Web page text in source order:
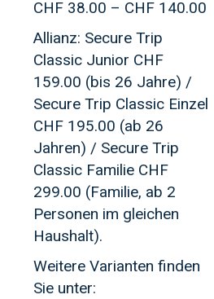
CHF 38.00 – CHF 140.00
Allianz: Secure Trip
Classic Junior CHF
159.00 (bis 26 Jahre) /
Secure Trip Classic Einzel
CHF 195.00 (ab 26
Jahren) / Secure Trip
Classic Familie CHF
299.00 (Familie, ab 2
Personen im gleichen
Haushalt).
Weitere Varianten finden
Sie unter: